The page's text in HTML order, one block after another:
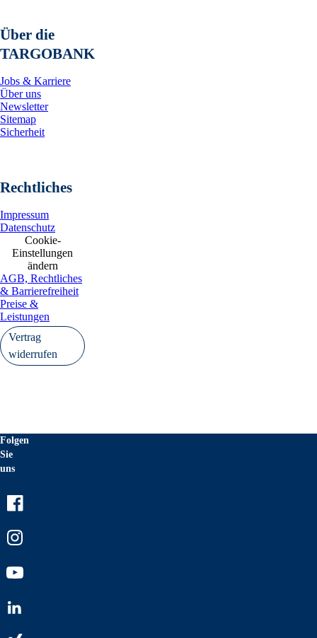
Über die
TARGOBANK
Jobs & Karriere
Über uns
Newsletter
Sitemap
Sicherheit
Rechtliches
Impressum
Datenschutz
Cookie-
Einstellungen
ändern
AGB, Rechtliches
& Barrierefreiheit
Preise &
Leistungen
Vertrag
widerrufen
Folgen
Sie
uns
Youtube